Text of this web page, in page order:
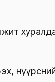
хуралдаан